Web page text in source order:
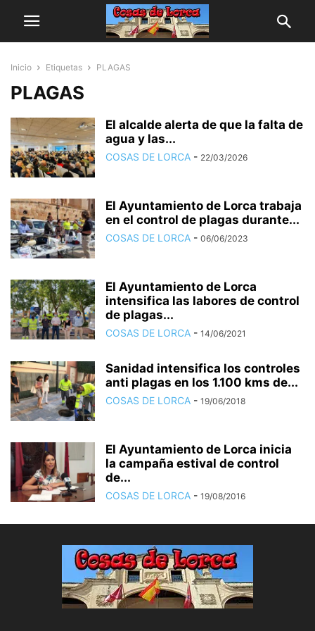
Inicio Etiquetas PLAGAS
PLAGAS
El alcalde alerta de que la falta de
agua y las...
COSAS DE LORCA - 22/03/2026
El Ayuntamiento de Lorca trabaja
en el control de plagas durante...
COSAS DE LORCA - 06/06/2023
El Ayuntamiento de Lorca
intensifica las labores de control
de plagas...
COSAS DE LORCA - 14/06/2021
Sanidad intensifica los controles
anti plagas en los 1.100 kms de...
COSAS DE LORCA - 19/06/2018
El Ayuntamiento de Lorca inicia
la campaña estival de control
de...
COSAS DE LORCA - 19/08/2016